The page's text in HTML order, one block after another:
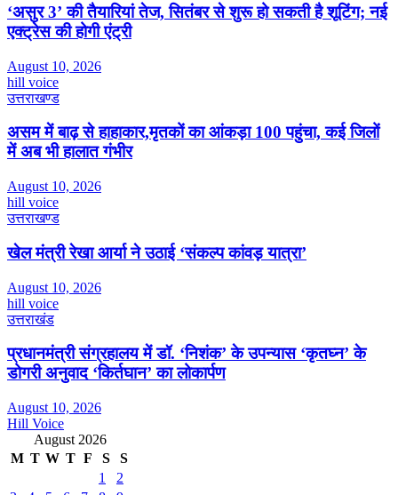
‘असुर 3’ की तैयारियां तेज, सितंबर से शुरू हो सकती है शूटिंग; नई
एक्ट्रेस की होगी एंट्री
August 10, 2026
hill voice
उत्तराखण्ड
असम में बाढ़ से हाहाकार,मृतकों का आंकड़ा 100 पहुंचा, कई जिलों
में अब भी हालात गंभीर
August 10, 2026
hill voice
उत्तराखण्ड
खेल मंत्री रेखा आर्या ने उठाई ‘संकल्प कांवड़ यात्रा’
August 10, 2026
hill voice
उत्तराखंड
प्रधानमंत्री संग्रहालय में डॉ. ‘निशंक’ के उपन्यास ‘कृतघ्न’ के
डोगरी अनुवाद ‘किर्तघान’ का लोकार्पण
August 10, 2026
Hill Voice
August 2026
M T W T F S
S
1
2